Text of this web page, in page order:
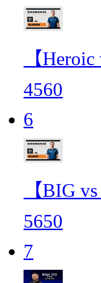
【
4560
6
【BIG
5650
7